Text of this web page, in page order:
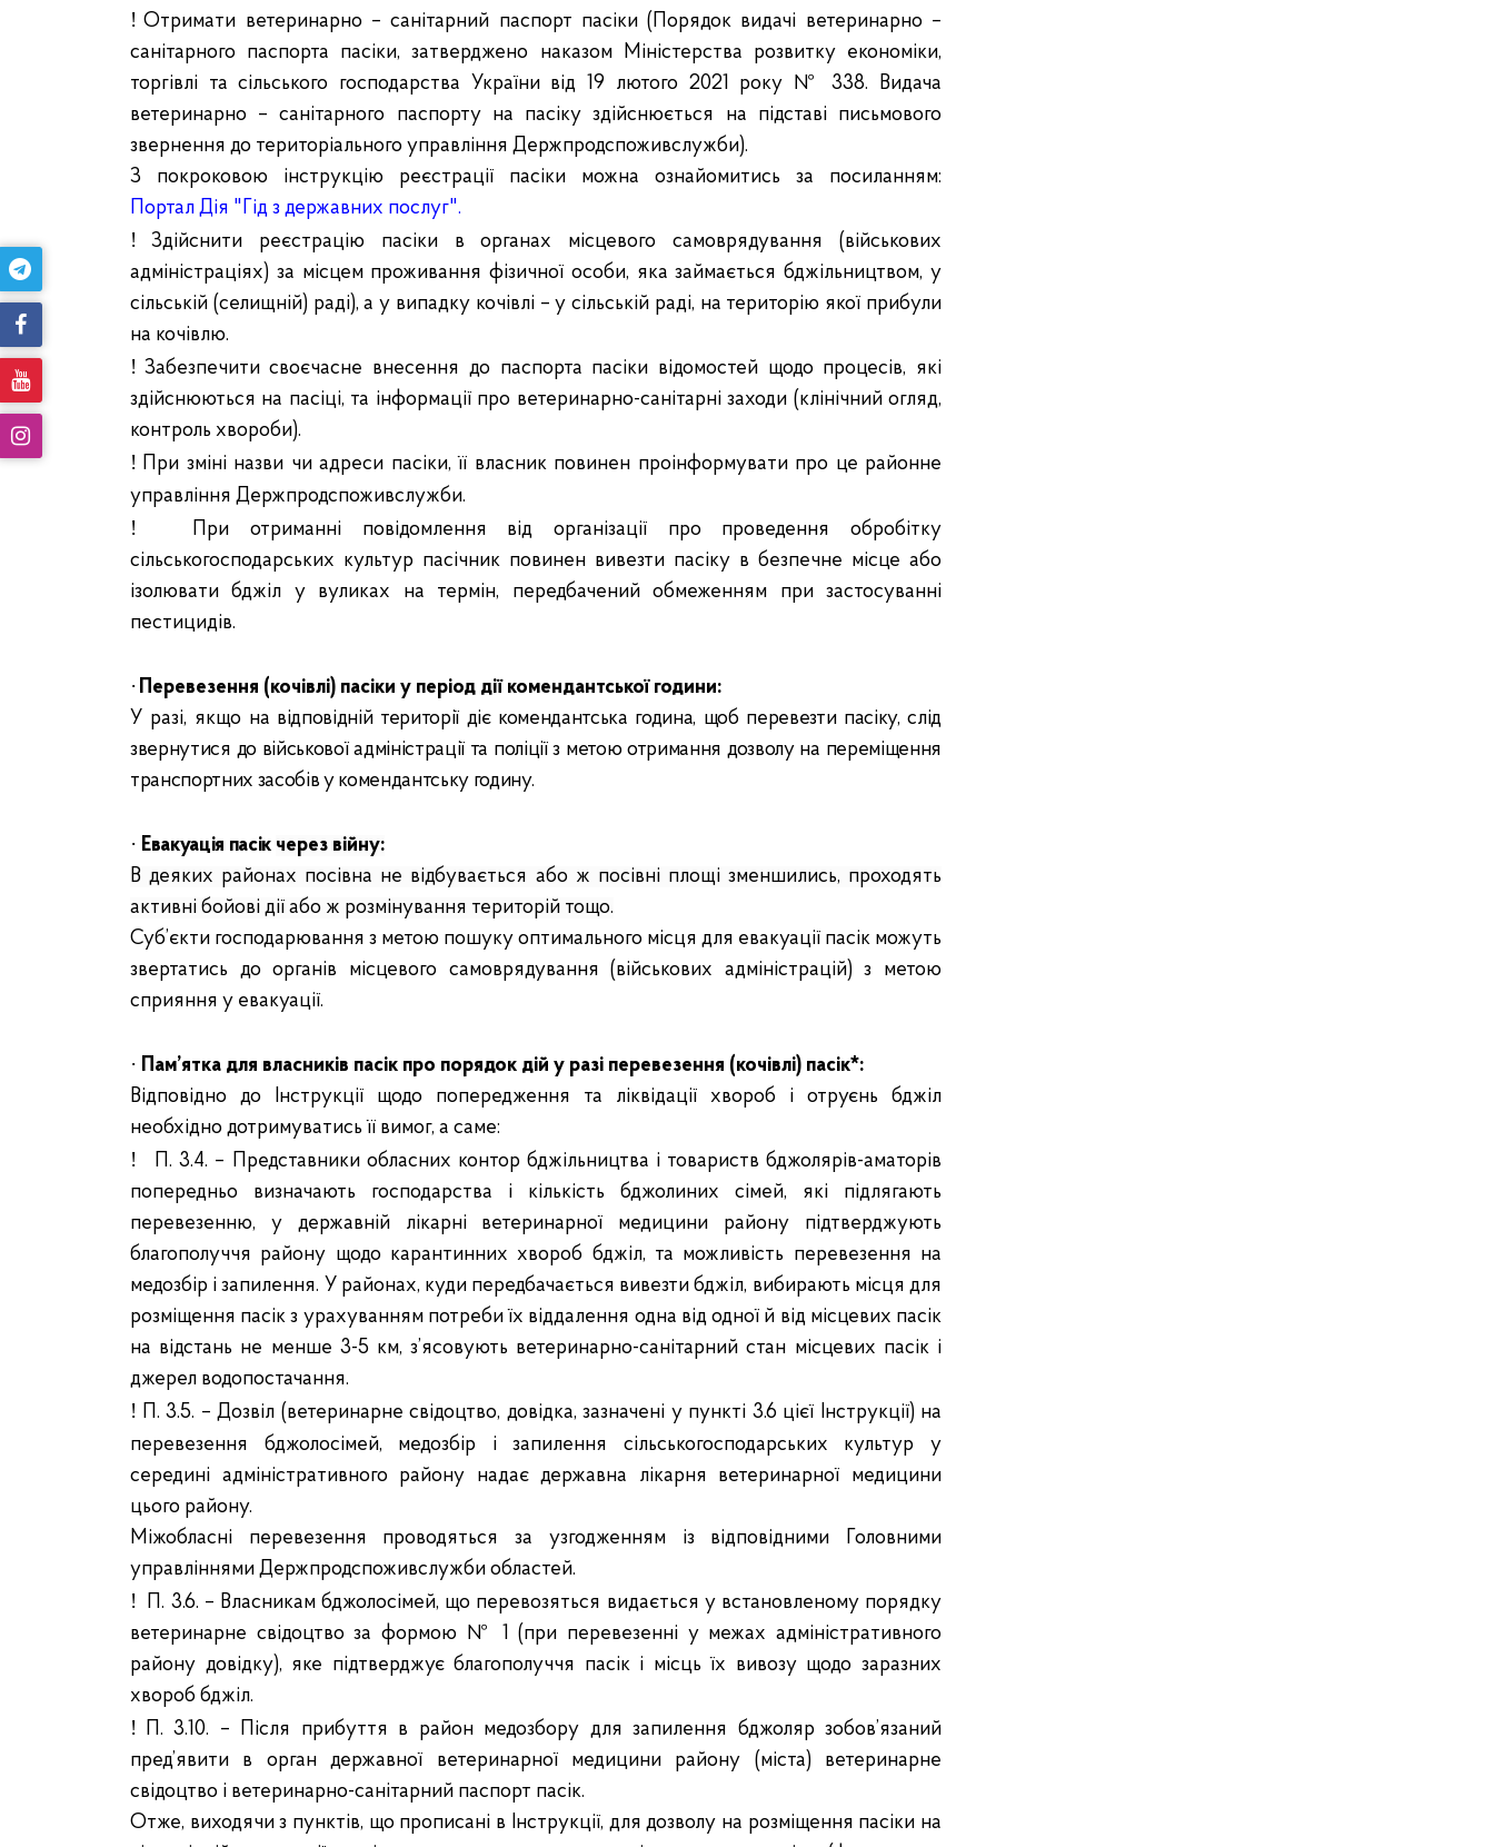
! Отримати ветеринарно – санітарний паспорт пасіки (Порядок видачі ветеринарно –
санітарного паспорта пасіки, затверджено наказом Міністерства розвитку економіки,
торгівлі та сільського господарства України від 19 лютого 2021 року № 338. Видача
ветеринарно – санітарного паспорту на пасіку здійснюється на підставі письмового
звернення до територіального управління Держпродспоживслужби).
З покроковою інструкцію реєстрації пасіки можна ознайомитись за посиланням:
Портал Дія "Гід з державних послуг".
!
Здійснити реєстрацію пасіки в органах місцевого самоврядування (військових
адміністраціях) за місцем проживання фізичної особи, яка займається бджільництвом, у
сільській (селищній) раді), а у випадку кочівлі – у сільській раді, на територію якої прибули
на кочівлю.
! Забезпечити своєчасне внесення до паспорта пасіки відомостей щодо процесів, які
здійснюються на пасіці, та інформації про ветеринарно-санітарні заходи (клінічний огляд,
контроль хвороби).
! При зміні назви чи адреси пасіки, її власник повинен проінформувати про це районне
управління Держпродспоживслужби.
!
При отриманні повідомлення від організації про проведення обробітку
сільськогосподарських культур пасічник повинен вивезти пасіку в безпечне місце або
ізолювати бджіл у вуликах на термін, передбачений обмеженням при застосуванні
пестицидів.
· Перевезення (кочівлі) пасіки у період дії комендантської години:
У разі, якщо на відповідній території діє комендантська година, щоб перевезти пасіку, слід
звернутися до військової адміністрації та поліції з метою отримання дозволу на переміщення
транспортних засобів у комендантську годину.
· Евакуація пасік через війну:
В деяких районах посівна не відбувається або ж посівні площі зменшились, проходять
активні бойові дії або ж розмінування територій тощо.
Суб’єкти господарювання з метою пошуку оптимального місця для евакуації пасік можуть
звертатись до органів місцевого самоврядування (військових адміністрацій) з метою
сприяння у евакуації.
· Пам’ятка для власників пасік про порядок дій у разі перевезення (кочівлі) пасік*:
Відповідно до Інструкції щодо попередження та ліквідації хвороб і отруєнь бджіл
необхідно дотримуватись її вимог, а саме:
!
П. 3.4. – Представники обласних контор бджільництва і товариств бджолярів-аматорів
попередньо визначають господарства і кількість бджолиних сімей, які підлягають
перевезенню, у державній лікарні ветеринарної медицини району підтверджують
благополуччя району щодо карантинних хвороб бджіл, та можливість перевезення на
медозбір і запилення. У районах, куди передбачається вивезти бджіл, вибирають місця для
розміщення пасік з урахуванням потреби їх віддалення одна від одної й від місцевих пасік
на відстань не менше 3-5 км, з’ясовують ветеринарно-санітарний стан місцевих пасік і
джерел водопостачання.
! П. 3.5. – Дозвіл (ветеринарне свідоцтво, довідка, зазначені у пункті 3.6 цієї Інструкції) на
перевезення бджолосімей, медозбір і запилення сільськогосподарських культур у
середині адміністративного району надає державна лікарня ветеринарної медицини
цього району.
Міжобласні перевезення проводяться за узгодженням із відповідними Головними
управліннями Держпродспоживслужби областей.
! П. 3.6. – Власникам бджолосімей, що перевозяться видається у встановленому порядку
ветеринарне свідоцтво за формою № 1 (при перевезенні у межах адміністративного
району довідку), яке підтверджує благополуччя пасік і місць їх вивозу щодо заразних
хвороб бджіл.
! П. 3.10. – Після прибуття в район медозбору для запилення бджоляр зобов’язаний
пред’явити в орган державної ветеринарної медицини району (міста) ветеринарне
свідоцтво і ветеринарно-санітарний паспорт пасік.
Отже, виходячи з пунктів, що прописані в Інструкції, для дозволу на розміщення пасіки на